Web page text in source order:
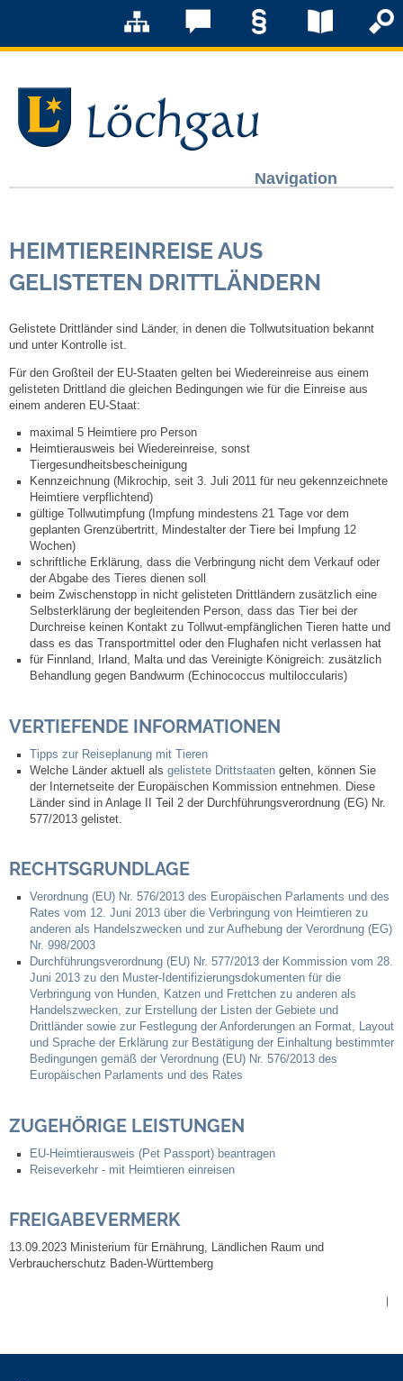
Navigation
Grußwort Bürgermeister
Löchgau früher
Zahlen & Fakten
Steuern
Gebühren und Beiträge
Ortsrecht
Haushalt 2026
Trinkwasser - Härtebereich
Redaktionsstatut für das Amtsblatt
Notdienste
Fahrplanauskünfte
Ortsplan
Bildergalerie
Rund um den Wein
Schlepper / Traktor
Rathaus
Aktuelles
Gemeindeverwaltung
Mitarbeiter
Stellenangebote
Schadensmeldungen
HEIMTIEREINREISE AUS
GELISTETEN DRITTLÄNDERN
Gelistete Drittländer sind Länder, in denen die Tollwutsituation bekannt
und unter Kontrolle ist.
Für den Großteil der EU-Staaten gelten bei Wiedereinreise aus einem
gelisteten Drittland die gleichen Bedingungen wie für die Einreise aus
einem anderen EU-Staat:
maximal 5 Heimtiere pro Person
Heimtierausweis bei Wiedereinreise, sonst
Tiergesundheitsbescheinigung
Kennzeichnung (Mikrochip, seit 3. Juli 2011 für neu gekennzeichnete
Heimtiere verpflichtend)
gültige Tollwutimpfung (Impfung mindestens 21 Tage vor dem
geplanten Grenzübertritt, Mindestalter der Tiere bei Impfung 12
Wochen)
schriftliche Erklärung, dass die Verbringung nicht dem Verkauf oder
der Abgabe des Tieres dienen soll
beim Zwischenstopp in nicht gelisteten Drittländern zusätzlich eine
Selbsterklärung der begleitenden Person, dass das Tier bei der
Durchreise keinen Kontakt zu Tollwut-empfänglichen Tieren hatte und
dass es das Transportmittel oder den Flughafen nicht verlassen hat
für Finnland, Irland, Malta und das Vereinigte Königreich: zusätzlich
Behandlung gegen Bandwurm (Echinococcus multiloccularis)
VERTIEFENDE INFORMATIONEN
Tipps zur Reiseplanung mit Tieren
Welche Länder aktuell als gelistete Drittstaatengelten, können Sie
der Internetseite der Europäischen Kommission entnehmen. Diese
Länder sind in Anlage II Teil 2 der Durchführungsverordnung (EG) Nr.
577/2013 gelistet.
RECHTSGRUNDLAGE
Verordnung (EU) Nr. 576/2013 des Europäischen Parlaments und des
Rates vom 12. Juni 2013 über die Verbringung von Heimtieren zu
anderen als Handelszwecken und zur Aufhebung der Verordnung (EG)
Nr. 998/2003
Durchführungsverordnung (EU) Nr. 577/2013 der Kommission vom 28.
Juni 2013 zu den Muster-Identifizierungsdokumenten für die
Verbringung von Hunden, Katzen und Frettchen zu anderen als
Handelszwecken, zur Erstellung der Listen der Gebiete und
Drittländer sowie zur Festlegung der Anforderungen an Format, Layout
und Sprache der Erklärung zur Bestätigung der Einhaltung bestimmter
Bedingungen gemäß der Verordnung (EU) Nr. 576/2013 des
Europäischen Parlaments und des Rates
ZUGEHÖRIGE LEISTUNGEN
EU-Heimtierausweis (Pet Passport) beantragen
Reiseverkehr - mit Heimtieren einreisen
FREIGABEVERMERK
13.09.2023 Ministerium für Ernährung, Ländlichen Raum und
Verbraucherschutz Baden-Württemberg
|